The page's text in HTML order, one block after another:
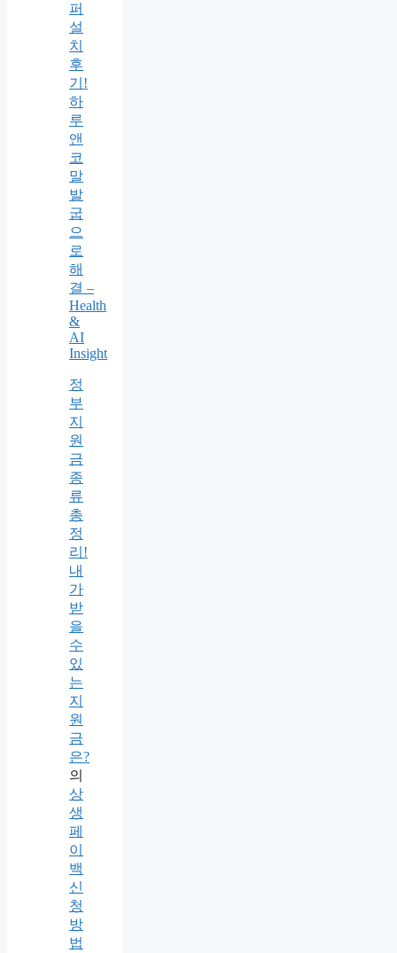
퍼
설
치
후
기!
하
루
앤
코
말
발
굽
으
로
해
결 –
Health
&
AI
Insight
정
부
지
원
금
종
류
총
정
리!
내
가
받
을
수
있
는
지
원
금
은?
의
상
생
페
이
백
신
청
방
법